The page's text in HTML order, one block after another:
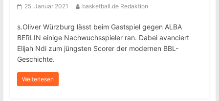
25. Januar 2021 basketball.de Redaktion
s.Oliver Würzburg lässt beim Gastspiel gegen ALBA
BERLIN einige Nachwuchsspieler ran. Dabei avanciert
Elijah Ndi zum jüngsten Scorer der modernen BBL-
Geschichte.
Weiterlesen